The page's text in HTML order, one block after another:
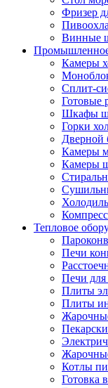
Фризер
Винные
Камеры
Сплит-
Готовые
Шкафы
Горки
Дверной
Камеры
Камеры
Тепловое
Печи
Печи
Плиты
Плиты
Котлы
Готовка